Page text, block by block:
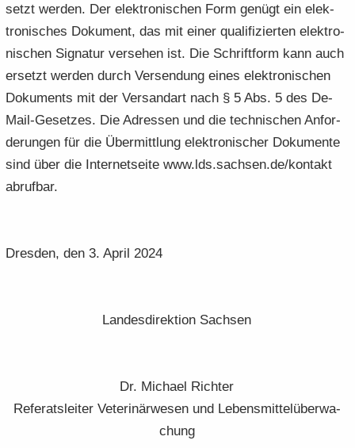
setzt wer­den. Der elek­tro­ni­schen Form ge­nügt ein elek­
tro­ni­sches Do­ku­ment, das mit einer qua­li­fi­zier­ten elek­tro­
ni­schen Si­gna­tur ver­se­hen ist. Die Schrift­form kann auch
er­setzt wer­den durch Ver­sen­dung eines elek­tro­ni­schen
Do­ku­ments mit der Ver­sand­art nach § 5 Abs. 5 des De-​
Mail-Gesetzes. Die Adres­sen und die tech­ni­schen An­for­
de­run­gen für die Über­mitt­lung elek­tro­ni­scher Do­ku­men­te
sind über die In­ter­net­sei­te www.lds.sach­sen.de/kon­takt
ab­ruf­bar.
Dres­den, den 3. April 2024
Lan­des­di­rek­ti­on Sach­sen
Dr. Mi­cha­el Rich­ter
Re­fe­rats­lei­ter Ve­te­ri­när­we­sen und Le­bens­mit­tel­über­wa­
chung